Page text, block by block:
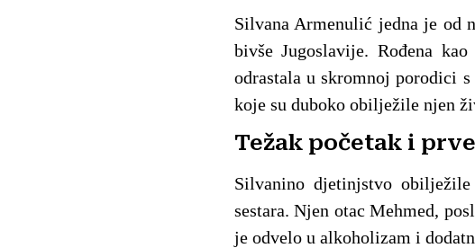
Silvana Armenulić jedna je od
bivše Jugoslavije. Rođena
odrastala u skromnoj porodici
koje su duboko obilježile njen
Težak početak i
Silvanino djetinjstvo
sestara. Njen otac Mehmed,
je odvelo u alkoholizam i